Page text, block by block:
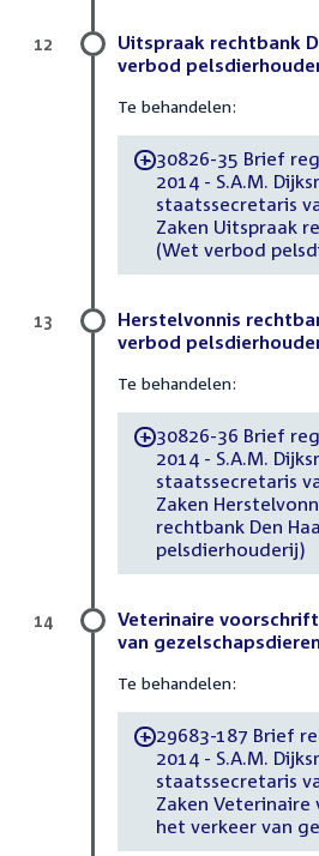
Uitspraak rechtbank
verbod
Te behandelen:
-30826-35 Brief
2014 - S.A.M.
staatssecretaris
Zaken Uitspraak
(Wet verbod
12
Herstelvonnis
verbod
Te behandelen:
-30826-36 Brief
2014 - S.A.M.
staatssecretaris
Zaken
rechtbank Den
pelsdierhouderij)
13
Veterinaire
van
Te behandelen:
-29683-187 Brief
2014 - S.A.M.
staatssecretaris
Zaken
het verkeer van
14